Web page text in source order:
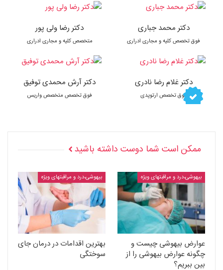
دکتر محمد جباری
فوق تخصص کلیه و مجاری ادراری
دکتر غلام رضا نادری
فوق تخصص ارتوپدی
دکتر رضا ولی پور
متخصص کلیه و مجاری ادراری
دکتر آرش محمدی توفیق
فوق تخصص متخصص واریس
ممکن است شما دوست داشته باشید
بیهوشی،درد و مراقبتهای ویژه
عوارض بیهوشی چیست و
چگونه عوارض بیهوشی را از
بین ببریم؟
بیهوشی،درد و مراقبتهای ویژه
بهترین اقدامات در درمان جای
سوختگی